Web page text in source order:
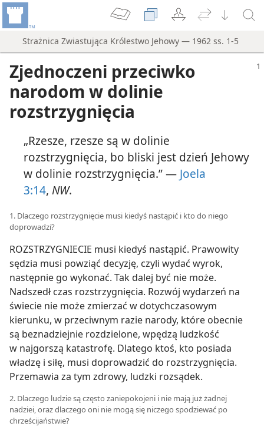
Strażnica Zwiastująca Królestwo Jehowy — 1962 ss. 1-5
Zjednoczeni przeciwko
narodom w dolinie
rozstrzygnięcia
„Rzesze, rzesze są w dolinie
rozstrzygnięcia, bo bliski jest dzień Jehowy
w dolinie rozstrzygnięcia.” — Joela
3:14, NW.
1. Dlaczego rozstrzygnięcie musi kiedyś nastąpić i kto do niego
doprowadzi?
ROZSTRZYGNIECIE musi kiedyś nastąpić. Prawowity
sędzia musi powziąć decyzję, czyli wydać wyrok,
następnie go wykonać. Tak dalej być nie może.
Nadszedł czas rozstrzygnięcia. Rozwój wydarzeń na
świecie nie może zmierzać w dotychczasowym
kierunku, w przeciwnym razie narody, które obecnie
są beznadziejnie rozdzielone, wpędzą ludzkość
w najgorszą katastrofę. Dlatego ktoś, kto posiada
władzę i siłę, musi doprowadzić do rozstrzygnięcia.
Przemawia za tym zdrowy, ludzki rozsądek.
2. Dlaczego ludzie są często zaniepokojeni i nie mają już żadnej
nadziei, oraz dlaczego oni nie mogą się niczego spodziewać po
chrześcijaństwie?